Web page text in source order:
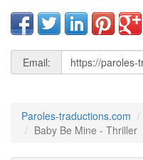
Email:
Paroles-traductions.com
Baby Be Mine - Thriller